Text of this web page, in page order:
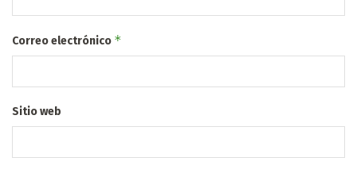
Correo electrónico *
Sitio web